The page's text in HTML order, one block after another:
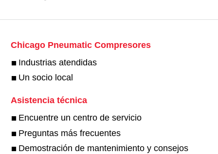
Chicago Pneumatic Compresores
Industrias atendidas
Un socio local
Asistencia técnica
Encuentre un centro de servicio
Preguntas más frecuentes
Demostración de mantenimiento y consejos